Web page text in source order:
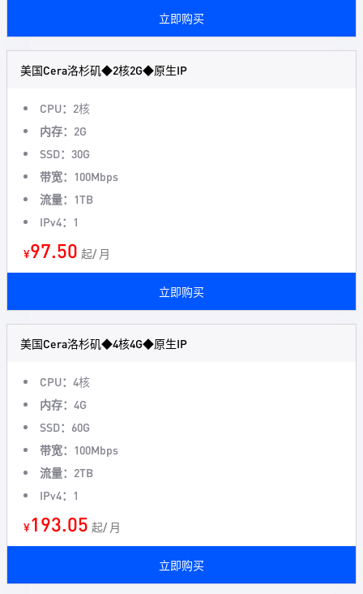
立即购买
美国Cera洛杉矶◆2核2G◆原生IP
CPU： 2核
内存： 2G
SSD： 30G
带宽： 100Mbps
流量： 1TB
IPv4： 1
¥97.50 起/ 月
立即购买
美国Cera洛杉矶◆4核4G◆原生IP
CPU： 4核
内存： 4G
SSD： 60G
带宽： 100Mbps
流量： 2TB
IPv4： 1
¥193.05 起/ 月
立即购买